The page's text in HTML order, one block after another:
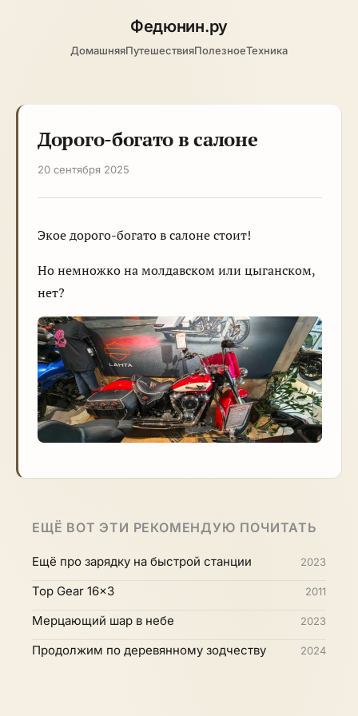
Федюнин.ру
ДомашняяПутешествияПолезноеТехника
Дорого-богато в салоне
20 сентября 2025
Экое дорого-богато в салоне стоит!
Но немножко на молдавском или цыганском,
нет?
ЕЩЁ ВОТ ЭТИ РЕКОМЕНДУЮ ПОЧИТАТЬ
Ещё про зарядку на быстрой станции 2023
Top Gear 16x3 2011
Мерцающий шар в небе 2023
Продолжим по деревянному зодчеству 2024